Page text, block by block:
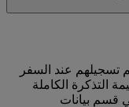
تسجيلهم عند السفر
التذكرة الكاملة
قسم بيانات